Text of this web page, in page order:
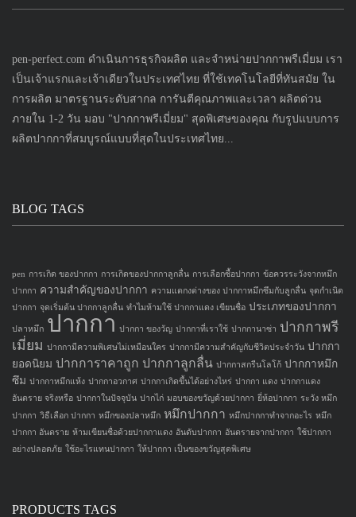
pen-perfect.com ดำเนินการธุรกิจผลิต และจำหน่ายปากกาพรีเมี่ยม เรา
เป็นเจ้าแรกและเจ้าเดียวในประเทศไทย ที่ใช้เทคโนโลยีที่ทันสมัย ใน
การผลิต มาตรฐานระดับสากล การันตีคุณภาพและเวลา ผลิตด่วน
ภายใน 1-2 วัน มอบ "ปากกาพรีเมี่ยม" สุดพิเศษของคุณ กับรูปแบบการ
ผลิตปากกาที่สมบูรณ์แบบที่สุดในประเทศไทย...
BLOG TAGS
pen การเกิด ของปากกา การเกิดของปากกาลูกลื่น การเลือกซื้อปากกา ข้อควรระวังจากหมึก
ปากกา ความสำคัญของปากกา ความแตกงต่างของ ปากกาหมึกซึมกับลูกลื่น จุดกำเนิด
ปากกา จุดเริ่มต้น ปากกาลูกลื่น ทำไมห้ามใช้ ปากกาแดง เขียนชื่อ ประเภทของปากกา
ปลาหมึก ปากกา ปากกา ของวัญ ปากกาที่เราใช้ ปากกานาซ่า ปากกาพรี
เมี่ยม ปากกามีความพิเศษไม่เหมือนใคร ปากกามีความสำคัญกับชีวิตประจำวัน ปากกา
ยอดนิยม ปากการาคาถูก ปากกาลูกลื่น ปากกาสกรีนโลโก้ ปากกาหมึก
ซึม ปากกาหมึกแห้ง ปากกาอวกาศ ปากกาเกิดขึ้นได้อย่างไหร่ ปากกา แดง ปากกาแดง
อันตราย จริงหรือ ปากกาในปัจจุบัน ปากไก่ มอบของขวัญด้วยปากกา ยี่ห้อปากกา ระวัง หมึก
ปากกา วิธีเลือก ปากกา หมึกของปลาหมึก หมึกปากกา หมึกปากกาทำจากอะไร หมึก
ปากกา อันตราย ห้ามเขียนชื่อด้วยปากกาแดง อันดับปากกา อันตรายจากปากกา ใช้ปากกา
อย่างปลอดภัย ใช้อะไรแทนปากกา ให้ปากกา เป็นของขวัญสุดพิเศษ
PRODUCTS TAGS